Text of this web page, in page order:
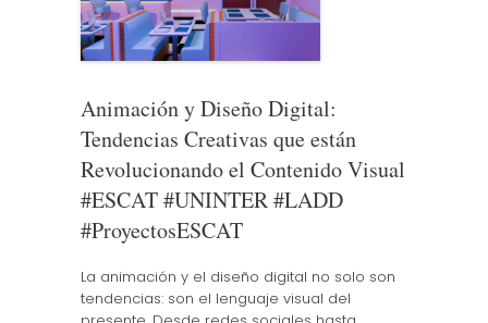
Animación y Diseño Digital:
Tendencias Creativas que están
Revolucionando el Contenido Visual
#ESCAT #UNINTER #LADD
#ProyectosESCAT
La animación y el diseño digital no solo son
tendencias: son el lenguaje visual del